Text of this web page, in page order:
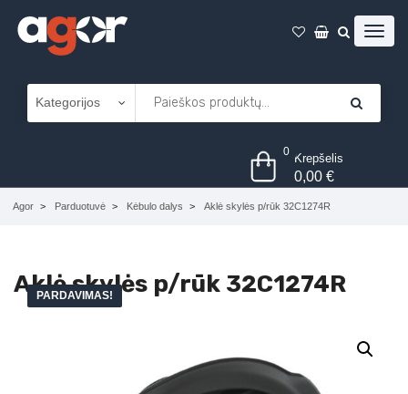
0 Krepšelis
0,00€
Agor Parduotuvė Kėbulo dalys Aklė skylės p/rūk 32C1274R
Aklė skylės p/rūk 32C1274R
PARDAVIMAS!